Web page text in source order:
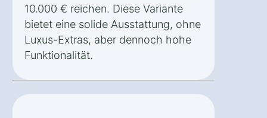
10.000 € reichen. Diese Variante
bietet eine solide Ausstattung, ohne
Luxus-Extras, aber dennoch hohe
Funktionalität.